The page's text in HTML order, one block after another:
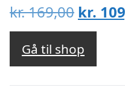
kr.169,00 Den
pris
var:
kr.
kr.
Gå til shop